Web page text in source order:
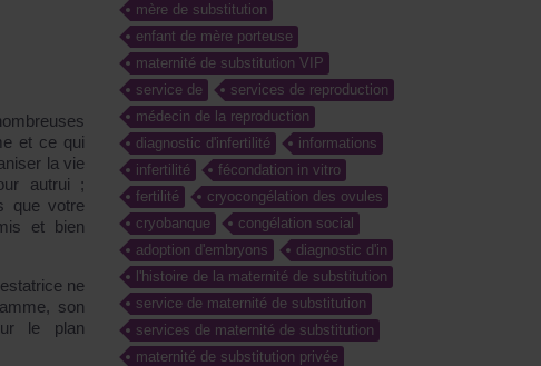
et ce qui
la vie
autrui ;
que votre
et bien
ne
son
le plan
mère de substitution
enfant de mère porteuse
maternité de substitution VIP
service de
services de reproduction
médecin de la reproduction
diagnostic d'infertilité
informations
infertilité
fécondation in vitro
fertilité
cryocongélation des ovules
cryobanque
congélation social
adoption d'embryons
diagnostic d'in
l'histoire de la maternité de substitution
service de maternité de substitution
services de maternité de substitution
maternité de substitution privée